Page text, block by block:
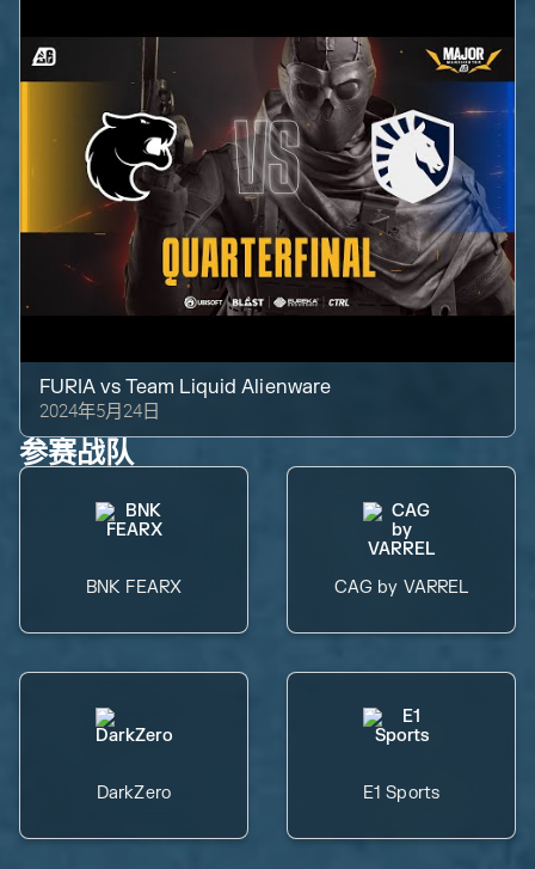
FURIA vsTeam Liquid Alienware
2024年5月24日
参赛战队
BNK FEARX CAG by VARREL
DarkZero E1 Sports